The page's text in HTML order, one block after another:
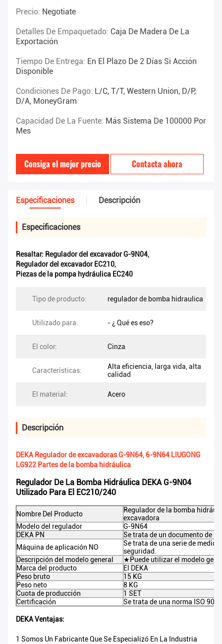
Precio: Negotiate
Detalles De Empaquetado: Caja De Madera De La
Exportación
Tiempo De Entrega: En El Plazo De 2 Días Si Acción
Disponible
Condiciones De Pago: L/C, T/T, Western Union, D/P,
D/A, MoneyGram
Capacidad De La Fuente: Más Sistema De 100000 Por
Mes
Consiga el mejor precio Contacta ahora
Especificaciones Descripción
Especificaciones
Resaltar: Regulador del excavador G-9N04,
Regulador del excavador EC210,
Piezas de la pompa hydráulica EC240
Tipo de producto: regulador de bomba hidraulica
Utilizado para: - ¿ Qué es eso?
El color: Cinza
Características:
Alta eficiencia, larga vida, alta
calidad
El material: Acero
Descripción
DEKA Regulador de excavadoras G-9N64, 6-9N64 LIUGONG
LG922 Partes de la bomba hidráulica
Regulador De La Bomba Hidráulica DEKA G-9N04
Utilizado Para El EC210/240
Nombre Del Producto
Regulador de la bomba
excavadora
Modelo del regulador
G-9N64
DEKA PN
Se trata de un documento de
Máquina de aplicación NO
Se trata de una serie de
seguridad.
Descripción del modelo general
★Puede utilizar el modelo
Marca del producto
El DEKA
Peso bruto
15 KG
Peso neto
8 KG
Cuota de producción
1 SET
Certificación
Se trata de una norma ISO 9001
DEKA Ventajas:
1 Somos Un Fabricante Que Se Especializó En La Industria